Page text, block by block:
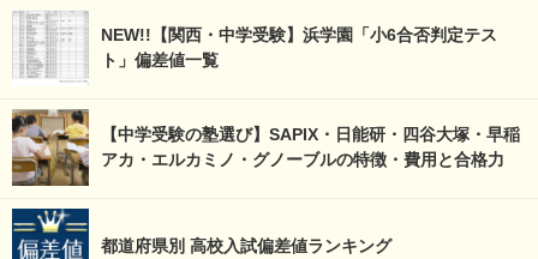
NEW!!【関西・中学受験】浜学園「小6合否判定テス
ト」偏差値一覧
【中学受験の塾選び】SAPIX・日能研・四谷大塚・早稲
アカ・エルカミノ・グノーブルの特徴・費用と合格力
都道府県別 高校入試偏差値ランキング